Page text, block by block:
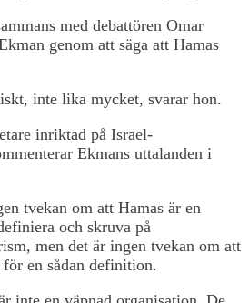
med debattören Omar
genom att säga att Hamas
inte lika mycket, svarar hon.
inriktad på Israel-
Ekmans uttalanden i
tvekan om att Hamas är en
och skruva på
men det är ingen tvekan om att
en sådan definition.